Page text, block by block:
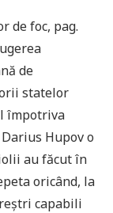
de foc, pag.
de
statelor
împotriva
Hupov o
au făcut în
oricând, la
capabili